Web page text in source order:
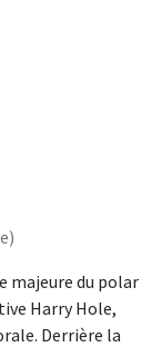
majeure du polar
Harry Hole,
Derrière la